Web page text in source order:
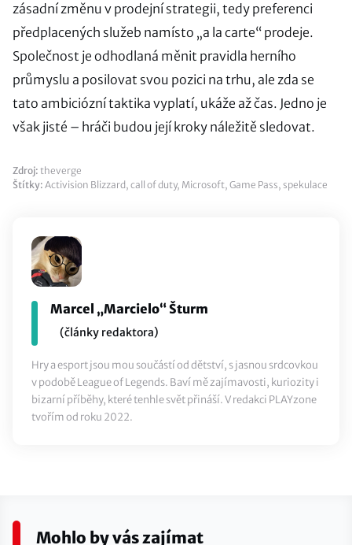
zásadní změnu v prodejní strategii, tedy preferenci
předplacených služeb namísto „a la carte“ prodeje.
Společnost je odhodlaná měnit pravidla herního
průmyslu a posilovat svou pozici na trhu, ale zda se
tato ambiciózní taktika vyplatí, ukáže až čas. Jedno je
však jisté – hráči budou její kroky náležitě sledovat.
Zdroj: theverge
Štítky: Activision Blizzard, call of duty, Microsoft, Game Pass, spekulace
Marcel „Marcielo“ Šturm
(články redaktora)
Hry a esport jsou mou součástí od dětství, s jasnou srdcovkou
v podobě League of Legends. Baví mě zajímavosti, kuriozity i
bizarní příběhy, které tenhle svět přináší. V redakci PLAYzone
tvořím od roku 2022.
Mohlo by vás zajímat